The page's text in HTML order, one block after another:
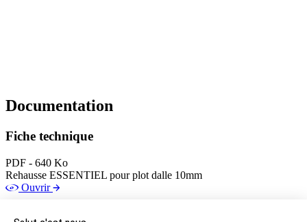
Documentation
Fiche technique
PDF - 640 Ko
Rehausse ESSENTIEL pour plot dalle 10mm
Ouvrir